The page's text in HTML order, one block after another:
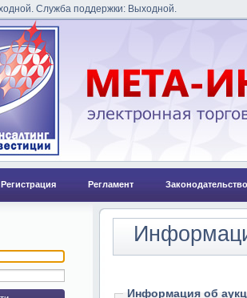
Служба поддержки: Выходной.
Регистрация Регламент Законодательство
Информация об